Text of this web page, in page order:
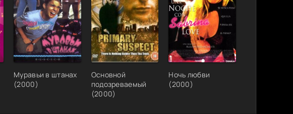
Муравьи в штанах
(2000)
Основной
подозреваемый
(2000)
Ночь любви
(2000)